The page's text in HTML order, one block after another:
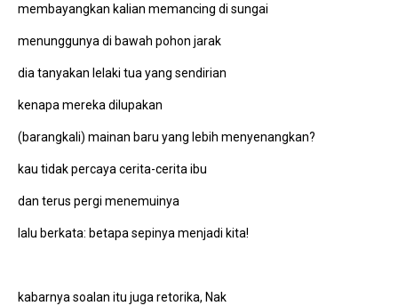
membayangkan kalian memancing di sungai
menunggunya di bawah pohon jarak
dia tanyakan lelaki tua yang sendirian
kenapa mereka dilupakan
(barangkali) mainan baru yang lebih menyenangkan?
kau tidak percaya cerita-cerita ibu
dan terus pergi menemuinya
lalu berkata: betapa sepinya menjadi kita!
kabarnya soalan itu juga retorika, Nak